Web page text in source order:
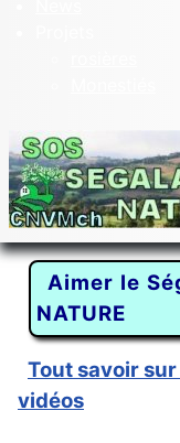
Aimer le
NATURE
Tout savoir
vidéos